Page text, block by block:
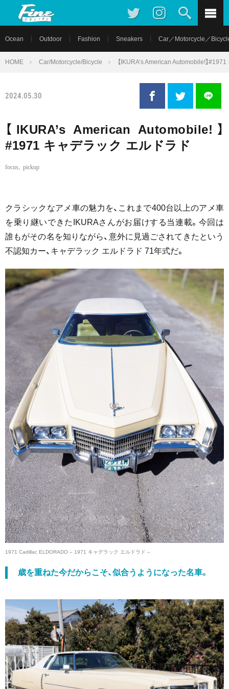
Ocean Outdoor Fashion Sneakers Car／Motorcycle／
HOME Car/Motorcycle/Bicycle 【IKURA’s American Automobile!】
2024.05.30
【IKURA’s American Automobile!】
#1971 キャデラック エルドラド
focus pickup
クラシックなアメ車の魅力を、これまで400台以上のアメ車
を乗り継いできたIKURAさんがお届けする当連載。今回は
誰もがその名を知りながら、意外に見過ごされてきたという
不認知カー、キャデラック エルドラド 71年式だ。
1971 Cadillac ELDORADO – 1971 キャデラック エルドラド –
歳を重ねた今だからこそ、似合うようになった名車。